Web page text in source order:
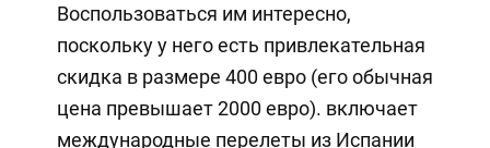
Воспользоваться им интересно,
поскольку у него есть привлекательная
скидка в размере 400 евро (его обычная
цена превышает 2000 евро). включает
международные перелеты из Испании